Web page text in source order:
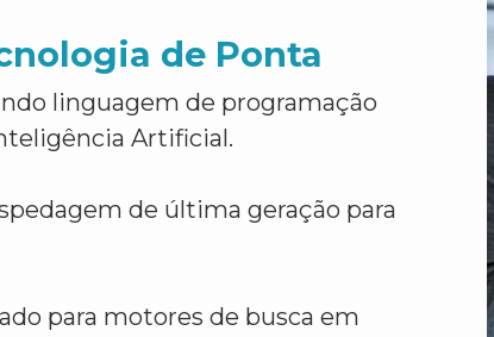
de Ponta
linguagem de programação
Artificial.
de última geração para
para motores de busca em